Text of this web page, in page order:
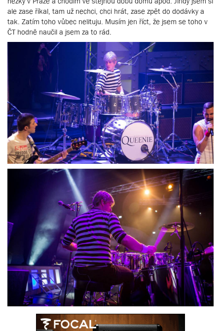
ale zase říkal, tam už nechci, chci hrát, zase zpět do dodávky a
tak. Zatím toho vůbec nelituju. Musím jen říct, že jsem se toho v
ČT hodně naučil a jsem za to rád.